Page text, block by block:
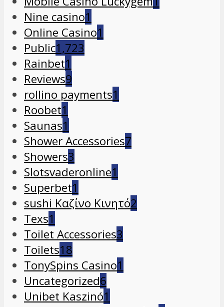
Nine casino1
Online Casino1
Public1,723
Rainbet1
Reviews9
rollino payments1
Roobet1
Saunas1
Shower Accessories7
Showers3
Slotsvaderonline1
Superbet1
sushi Καζίνο Κινητό2
Texs1
Toilet Accessories3
Toilets18
TonySpins Casino1
Uncategorized6
Unibet Kaszinó1